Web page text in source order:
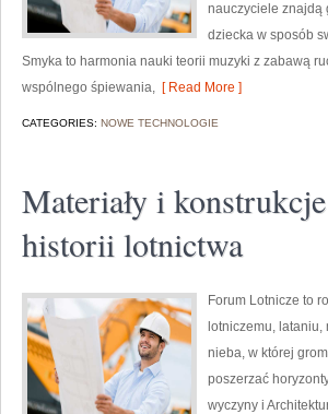
nauczyciele znajdą
dziecka w sposób
Smyka to harmonia nauki teorii muzyki z zabawą
wspólnego śpiewania, [ Read More ]
CATEGORIES: NOWE TECHNOLOGIE
Materiały i
historii lotnictwa
Forum Lotnicze to
lotniczemu,
nieba, w której
poszerzać
wyczyny i